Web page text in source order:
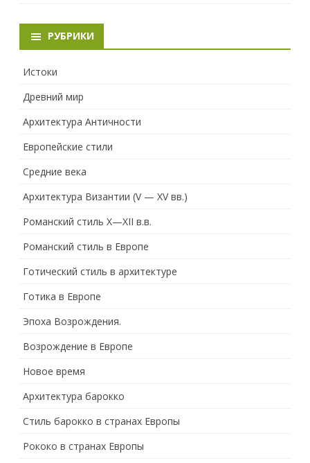
РУБРИКИ
Истоки
Древний мир
Архитектура Античности
Европейские стили
Средние века
Архитектура Византии (V — XV вв.)
Романский стиль X—XII в.в.
Романский стиль в Европе
Готический стиль в архитектуре
Готика в Европе
Эпоха Возрождения.
Возрождение в Европе
Новое время
Архитектура барокко
Стиль барокко в странах Европы
Рококо в странах Европы